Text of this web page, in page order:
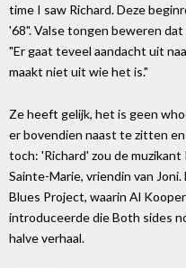
time I saw Richard. Deze
'68". Valse tongen beweren
"Er gaat teveel aandacht uit
maakt niet uit wie het is."
Ze heeft gelijk, het is geen
er bovendien naast te zitten
toch: 'Richard' zou de
Sainte-Marie, vriendin van
Blues Project, waarin Al
introduceerde die Both sides
halve verhaal.